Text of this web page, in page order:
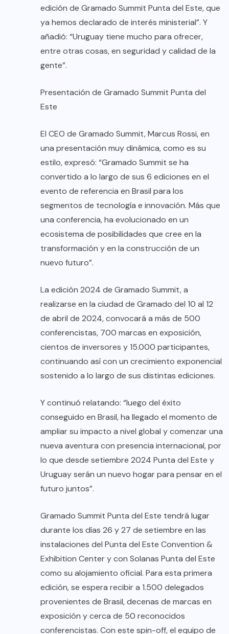
edición de Gramado Summit Punta del Este, que
ya hemos declarado de interés ministerial”. Y
añadió: “Uruguay tiene mucho para ofrecer,
entre otras cosas, en seguridad y calidad de la
gente”.
Presentación de Gramado Summit Punta del
Este
El CEO de Gramado Summit, Marcus Rossi, en
una presentación muy dinámica, como es su
estilo, expresó: “Gramado Summit se ha
convertido a lo largo de sus 6 ediciones en el
evento de referencia en Brasil para los
segmentos de tecnología e innovación. Más que
una conferencia, ha evolucionado en un
ecosistema de posibilidades que cree en la
transformación y en la construcción de un
nuevo futuro”.
La edición 2024 de Gramado Summit, a
realizarse en la ciudad de Gramado del 10 al 12
de abril de 2024, convocará a más de 500
conferencistas, 700 marcas en exposición,
cientos de inversores y 15.000 participantes,
continuando así con un crecimiento exponencial
sostenido a lo largo de sus distintas ediciones.
Y continuó relatando: “luego del éxito
conseguido en Brasil, ha llegado el momento de
ampliar su impacto a nivel global y comenzar una
nueva aventura con presencia internacional, por
lo que desde setiembre 2024 Punta del Este y
Uruguay serán un nuevo hogar para pensar en el
futuro juntos”.
Gramado Summit Punta del Este tendrá lugar
durante los días 26 y 27 de setiembre en las
instalaciones del Punta del Este Convention &
Exhibition Center y con Solanas Punta del Este
como su alojamiento oficial. Para esta primera
edición, se espera recibir a 1.500 delegados
provenientes de Brasil, decenas de marcas en
exposición y cerca de 50 reconocidos
conferencistas. Con este spin-off, el equipo de